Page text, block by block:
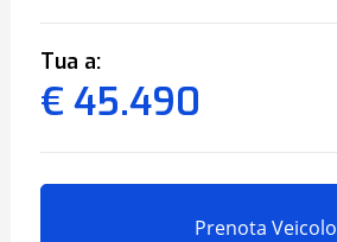
Tua a:
€ 45.490
Prenota Veicolo